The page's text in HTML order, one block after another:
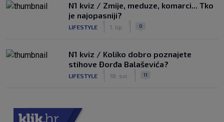
N1 kviz / Zmije, meduze, komarci... Tko
je najopasniji?
LIFESTYLE 1. lip. 0
N1 kviz / Koliko dobro poznajete
stihove Đorđa Balaševića?
LIFESTYLE 18. svi. 11